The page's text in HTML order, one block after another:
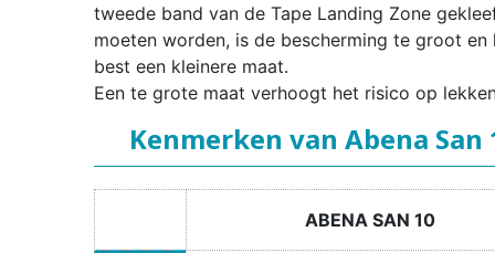
tweede band van de Tape Landing Zone
moeten worden, is de bescherming te groot en
best een kleinere maat.
Een te grote maat verhoogt het risico op
Kenmerken van Abena San
ABENA SAN 10